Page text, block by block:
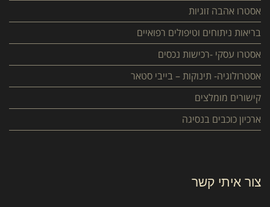
אסטרו אהבה זוגיות
בריאות ניתוחים וטיפולים רפואיים
אסטרו עסקי -רכישות נכסים
אסטרולוגיה- תינוקות – בייבי סטאר
קישורים מומלצים
ארכיון כוכבים בנסיגה
צור איתי קשר